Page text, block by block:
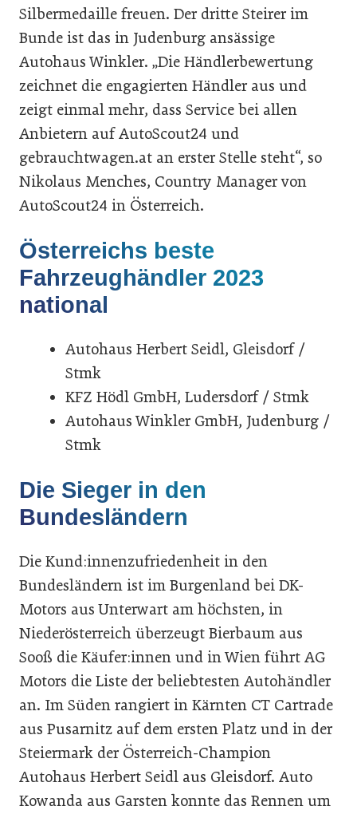
Silbermedaille freuen. Der dritte Steirer im
Bunde ist das in Judenburg ansässige
Autohaus Winkler. „Die Händlerbewertung
zeichnet die engagierten Händler aus und
zeigt einmal mehr, dass Service bei allen
Anbietern auf AutoScout24 und
gebrauchtwagen.at an erster Stelle steht“, so
Nikolaus Menches, Country Manager von
AutoScout24 in Österreich.
Österreichs beste
Fahrzeughändler 2023
national
Autohaus Herbert Seidl, Gleisdorf /
Stmk
KFZ Hödl GmbH, Ludersdorf / Stmk
Autohaus Winkler GmbH, Judenburg /
Stmk
Die Sieger in den
Bundesländern
Die Kund:innenzufriedenheit in den
Bundesländern ist im Burgenland bei DK-
Motors aus Unterwart am höchsten, in
Niederösterreich überzeugt Bierbaum aus
Sooß die Käufer:innen und in Wien führt AG
Motors die Liste der beliebtesten Autohändler
an. Im Süden rangiert in Kärnten CT Cartrade
aus Pusarnitz auf dem ersten Platz und in der
Steiermark der Österreich-Champion
Autohaus Herbert Seidl aus Gleisdorf. Auto
Kowanda aus Garsten konnte das Rennen um